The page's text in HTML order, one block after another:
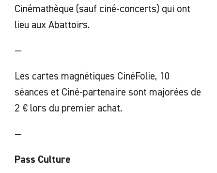
Cinémathèque (sauf ciné-concerts) qui ont
lieu aux Abattoirs.
—
Les cartes magnétiques CinéFolie, 10
séances et Ciné-partenaire sont majorées de
2 € lors du premier achat.
—
Pass Culture